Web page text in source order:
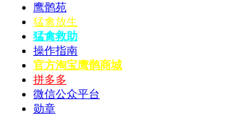
鹰鹘苑
猛禽放生
猛禽救助
操作指南
官方淘宝鹰鹘商城
拼多多
微信公众平台
勋章